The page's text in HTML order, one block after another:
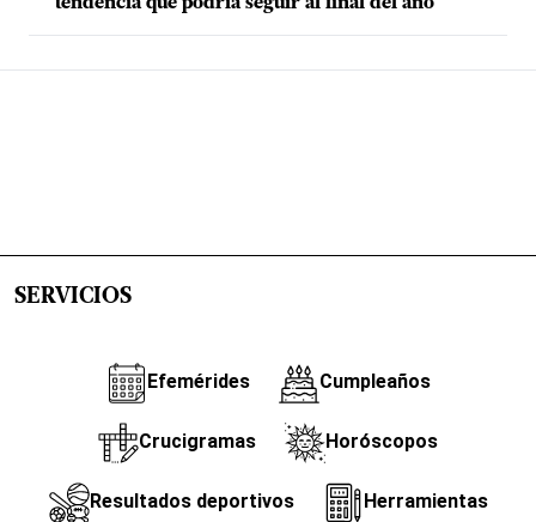
tendencia que podría seguir al final del año
SERVICIOS
Efemérides Cumpleaños
Crucigramas Horóscopos
Resultados deportivos Herramientas